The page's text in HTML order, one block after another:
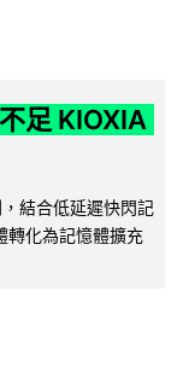
足 KIOXIA
結合低延遲快閃記
轉化為記憶體擴充